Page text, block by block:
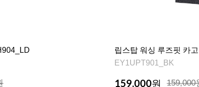
립스탑 워싱 루즈핏 카
EY1UPT901_BK
159,000원 159,000